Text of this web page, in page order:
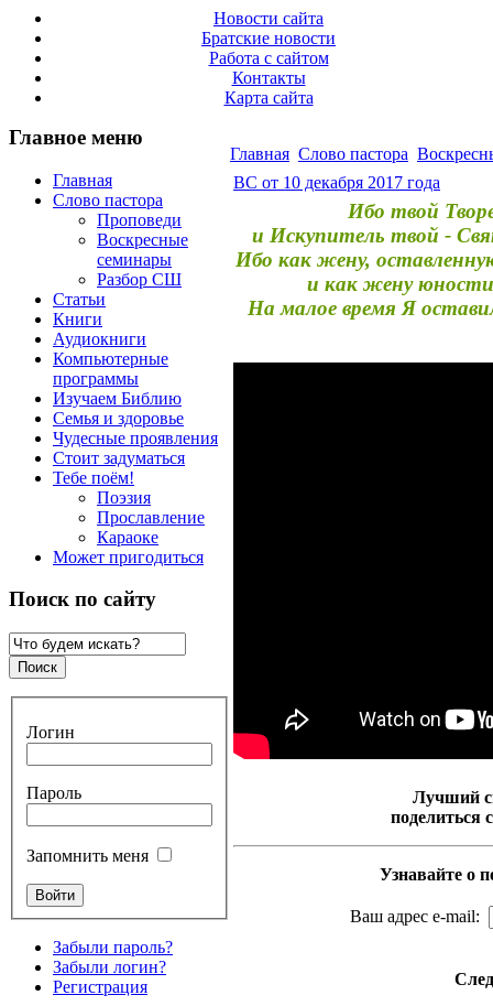
Новости сайта
Братские новости
Работа с сайтом
Контакты
Карта сайта
Главное меню
Главная
Слово пастора
Проповеди
Воскресные
семинары
Разбор СШ
Статьи
Книги
Аудиокниги
Компьютерные
программы
Изучаем Библию
Семья и здоровье
Чудесные проявления
Стоит задуматься
Тебе поём!
Поэзия
Прославление
Караоке
Может пригодиться
Поиск по сайту
Логин
Пароль
Запомнить меня
Забыли пароль?
Забыли логин?
Регистрация
Главная Слово пастора
ВС от 10 декабря 2017 года
Ибо твой
и Искупитель твой -
Ибо как жену,
и как жену
На малое время Я
Лучший
поделиться
Узнавайте о
Ваш адрес e-mail: